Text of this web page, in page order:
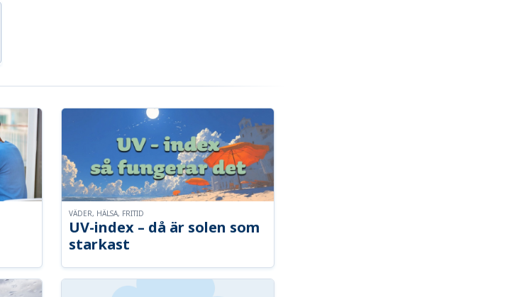
UV-index – då är solen som
starkast
VÄDER, HÄLSA, FRITID